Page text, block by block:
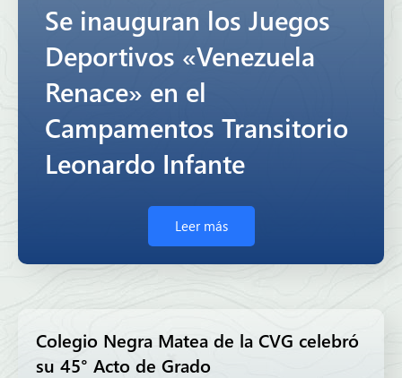
Se inauguran los Juegos
Deportivos «Venezuela
Renace» en el
Campamentos Transitorio
Leonardo Infante
Leer más
Colegio Negra Matea de la CVG celebró
su 45° Acto de Grado